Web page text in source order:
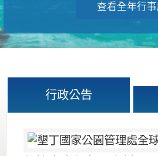
查看全年行
行政公告